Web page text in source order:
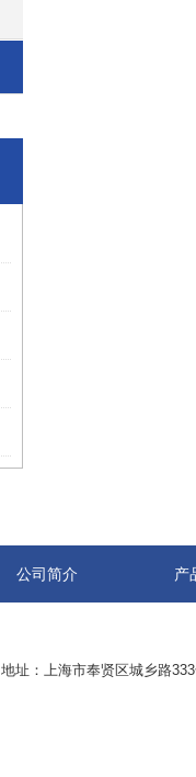
公司简介 产
地址：上海市奉贤区城乡路